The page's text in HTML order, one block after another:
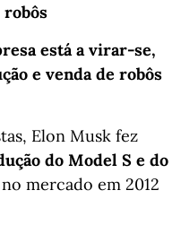
robôs
está a virar-se,
e venda de robôs
Elon Musk fez
do Model S e do
mercado em 2012